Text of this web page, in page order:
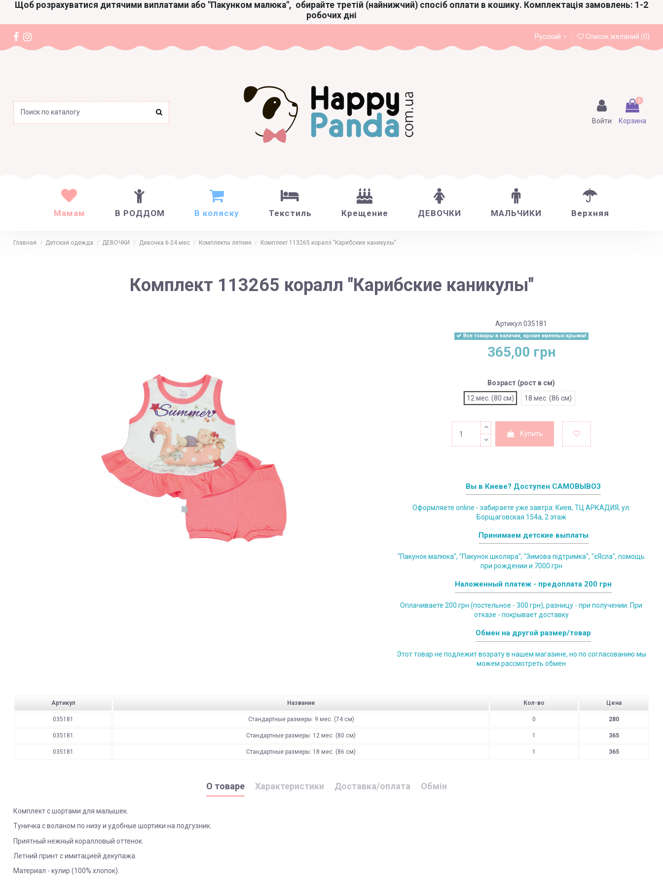
Щоб розрахуватися дитячими виплатами або "Пакунком малюка", обирайте третій (найнижчий) спосіб оплати в кошику. Комплектація замовлень: 1-2
робочих дні
Русский Список желаний (0)
Войти
0
Корзина
Мамам В РОДДОМ В коляску Текстиль Крещение ДЕВОЧКИ МАЛЬЧИКИ Верхняя
Главная Детская одежда ДЕВОЧКИ Девочка 6-24 мес Комплекты летние Комплект 113265 коралл "Карибские каникулы"
Комплект 113265 коралл "Карибские каникулы"
Артикул 035181
Все товары в наличии, кроме именных крыжм!
365,00 грн
Возраст (рост в см)
12 мес. (80 см)
18 мес. (86 см)
Купить
Вы в Киеве? Доступен САМОВЫВОЗ
Оформляете online - забираете уже завтра: Киев, ТЦ АРКАДИЯ, ул.
Борщаговская 154а, 2 этаж
Принимаем детские выплаты
"Пакунок малюка", "Пакунок школяра", "Зимова підтримка", "єЯсла", помощь
при рождении и 7000 грн
Наложенный платеж - предоплата 200 грн
Оплачиваете 200 грн (постельное - 300 грн), разницу - при получении. При
отказе - покрывает доставку
Обмен на другой размер/товар
Этот товар не подлежит возрату в нашем магазине, но по согласованию мы
можем рассмотреть обмен
Артикул Название Кол-во Цена
035181 Стандартные размеры: 9 мес. (74 см) 0 280
035181 Стандартные размеры: 12 мес. (80 см) 1 365
035181 Стандартные размеры: 18 мес. (86 см) 1 365
О товаре Характеристики Доставка/оплата Обмін
Комплект с шортами для малышек.
Туничка с воланом по низу и удобные шортики на подгузник.
Приятный нежный коралловый оттенок.
Летний принт с имитацией декупажа.
Материал - кулир (100% хлопок).